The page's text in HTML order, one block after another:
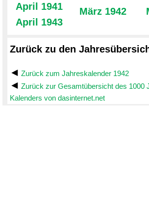
April 1941
April 1943
März 1942
Zurück zu den
Zurück zum Jahreskalender 1942
Zurück zur Gesamtübersicht des 1000
Kalenders von dasinternet.net